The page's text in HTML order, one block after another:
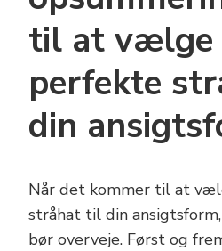
til at vælge
perfekte
din
Når det kommer til at
stråhat til din
bør overveje. Først og